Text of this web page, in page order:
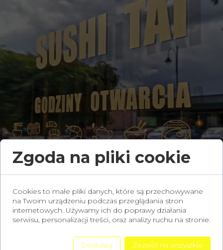
Zgoda na pliki cookie
Cookies to małe pliki danych, które są przechowywane
na Twoim urządzeniu podczas przeglądania stron
internetowych. Używamy ich do poprawy działania
serwisu, personalizacji treści, oraz analizy ruchu na stronie.
Dostosuj Zezwól na wszystkie